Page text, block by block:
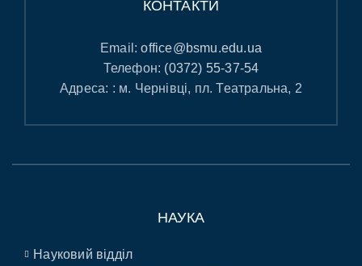
КОНТАКТИ
Email:office@bsmu.edu.ua
Телефон: (0372) 55-37-54
Адреса: : м. Чернівці, пл. Театральна, 2
НАУКА
Науковий відділ